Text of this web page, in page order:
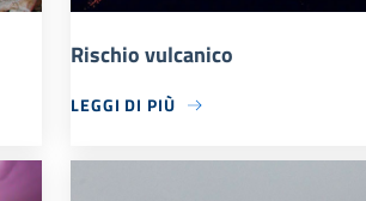
Rischio vulcanico
LEGGI DI PIÙ